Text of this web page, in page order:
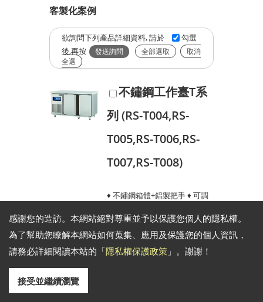
感謝您的造訪。本網站絕對尊重並予以保護您個人的隱私權。
為了幫助您瞭解本網站如何蒐集、應用及保護您的個人資訊，
請務必詳細閱讀本站的「隱私權保護政策 」。謝謝！
接受並繼續瀏覽
客製化案例
欲詢問下列產品詳細資料, 請於
勾選
後,再按
全部選取
取消
全選
不鏽鋼工作臺T系
列 (RS-T004,RS-
T005,RS-T006,RS-
T007,RS-T008)
♦ 不鏽鋼箱體+鋁製把手 ♦ 可調
門磁條 ♦ 調整腳 ♦ 散熱片濾網可
拆下清洗 ♦ 環保冷媒